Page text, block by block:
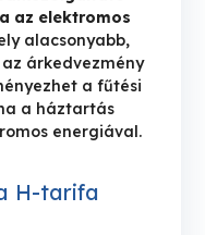
az elektromos
alacsonyabb,
árkedvezmény
a fűtési
a háztartás
energiával.
H-tarifa